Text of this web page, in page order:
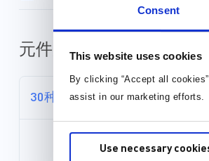
Consent
This website uses cookies
By clicking “Accept all
assist in our marketing efforts.
Use necessary
包括了电源模块、降压变换
关、负载开关、WLED驱动器
组件为可靠、安全地为ONT单
元供电提供了所需的一切。所
有这些设备都经过优化，采用
小尺寸封装，可实现低待机功
耗和高功率密度，从而可以节
省电路板空间并满足客户对更
元件库，封装库和 3D 模型
30种以上格式